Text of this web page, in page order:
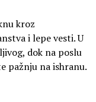
kroz
i lepe vesti. U
dok na poslu
pažnju na ishranu.